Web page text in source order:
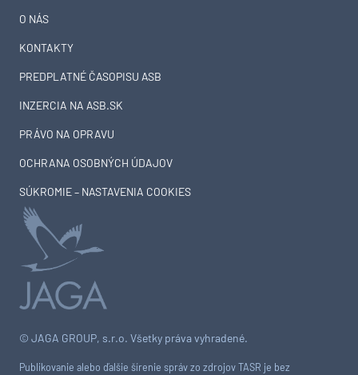
© JAGA GROUP, s.r.o. Všetky práva vyhradené.
Publikovanie alebo ďalšie šírenie správ zo zdrojov TASR je bez
O NÁS
KONTAKTY
PREDPLATNÉ ČASOPISU ASB
INZERCIA NA ASB.SK
PRÁVO NA OPRAVU
OCHRANA OSOBNÝCH ÚDAJOV
SÚKROMIE – NASTAVENIA COOKIES